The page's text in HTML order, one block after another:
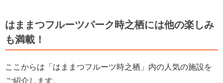
はままつフルーツパーク時之栖には他の楽しみ
も満載！
ここからは「はままつフルーツ時之栖」内の人気の施設を
ご紹介します。